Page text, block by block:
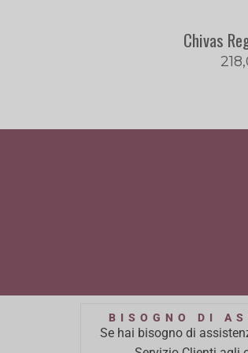
Chivas
BISOGNO DI
Se hai bisogno di